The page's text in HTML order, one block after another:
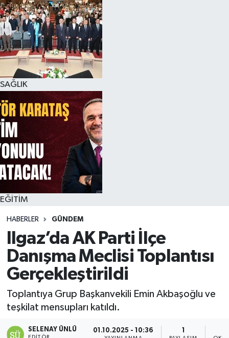
SAĞLIK
EĞİTİM
HABERLER GÜNDEM
Ilgaz’da AK Parti İlçe
Danışma Meclisi Toplantısı
Gerçekleştirildi
Toplantıya Grup Başkanvekili Emin Akbaşoğlu ve
teşkilat mensupları katıldı.
SELENAY ÜNLÜ
EDITÖR
01.10.2025 - 10:36